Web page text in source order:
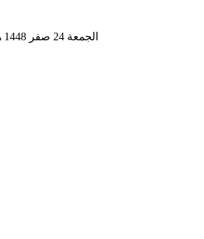
الجمعة 24 صفر 1448 هـ - 7 أغسطس 2026 م